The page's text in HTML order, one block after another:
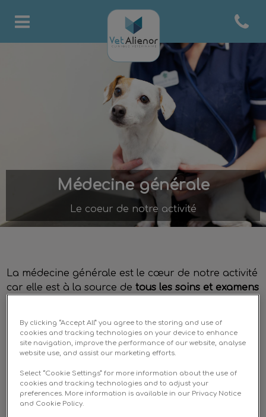
Page d'accueil de Clinique
Open
Médecine générale
Le coeur de notre activité
La médecine générale est le cœur de notre activité
car elle est à la source de tous les soins et examens
Elle nécessite la mise en œuvre d'une démarche
spécifique et rigoureuse :
Tout d'abord, le recueil des commemoratifs. Le
vétérinaire écoute le propriétaire expliquer les
motifs de sa consultation et décrire les symptomes
By clicking “Accept All” you agree to the storing and use of
cookies and tracking technologies on your device to enhance
site navigation, improve the performance of our website, analyse
website use, and assist our marketing efforts.
Select “Cookie Settings” for more information about the use of
cookies and tracking technologies and to adjust your
preferences. More information is available in our Privacy Notice
and Cookie Policy.